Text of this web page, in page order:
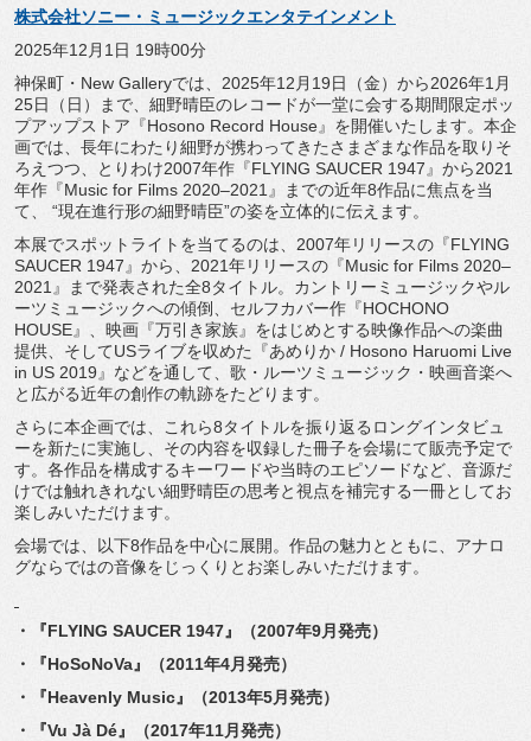
株式会社ソニー・ミュージックエンタテインメント
2025年12月1日 19時00分
神保町・New Galleryでは、2025年12月19日（金） から2026年1月
25日（日）まで、 細野晴臣のレコードが一堂に会する期間限定ポッ
プアップストア『Hosono Record House』を開催いたします。本企
画では、 長年にわたり細野が携わってきたさまざまな作品を取りそ
ろえつつ 、とりわけ2007年作『FLYING SAUCER 1947』から2021
年作『Music for Films 2020–2021』までの近年8作品に焦点を当
て、 “現在進行形の細野晴臣”の姿を立体的に伝えます。
本展でスポットライトを当てるのは、2007年リリースの『FLYING
SAUCER 1947』から、2021年リリースの『Music for Films 2020–
2021』まで発表された全8タイトル。 カントリーミュージックやル
ーツミュージックへの傾倒、 セルフカバー作『HOCHONO
HOUSE』、映画『万引き家族』 をはじめとする映像作品への楽曲
提供、 そしてUSライブを収めた『あめりか / Hosono Haruomi Live
in US 2019』などを通して、歌・ルーツミュージック・ 映画音楽へ
と広がる近年の創作の軌跡をたどります。
さらに本企画では、
これら8タイトルを振り返るロングインタビュ
ーを新たに実施し、 その内容を収録した冊子を会場にて販売予定で
す。 各作品を構成するキーワードや当時のエピソードなど、 音源だ
けでは触れきれない細野晴臣の思考と視点を補完する一冊と してお
楽しみいただけます。
会場では、以下8作品を中心に展開。作品の魅力とともに、 アナロ
グならではの音像をじっくりとお楽しみいただけます。
・『FLYING SAUCER 1947』（2007年9月発売）
・『HoSoNoVa』（2011年4月発売）
・『Heavenly Music』（2013年5月発売）
・『Vu Jà Dé』（2017年11月発売）